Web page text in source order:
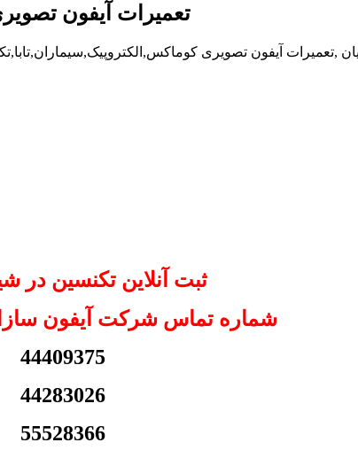
تعمیرات آیفون
,تعمیرات آیفون تصویری
ثبت آنلاین تکنسین در
شماره تماس شرکت آیفون
44409375
44283026
55528366